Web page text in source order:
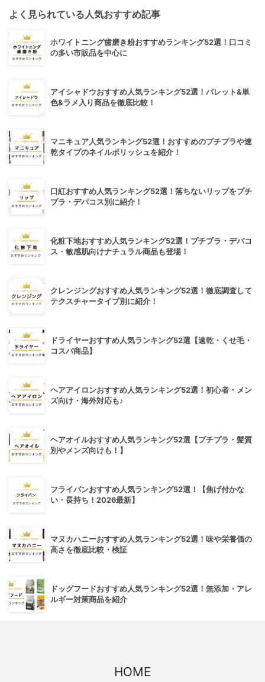
よく見られている人気おすすめ記事
ホワイトニング歯磨き粉おすすめランキング52選！口コミ
の多い市販品を中心に
アイシャドウおすすめ人気ランキング52選！パレット&単
色&ラメ入り商品を徹底比較！
マニキュア人気ランキング52選！おすすめのプチプラや速
乾タイプのネイルポリッシュを紹介！
口紅おすすめ人気ランキング52選！落ちないリップをプチ
プラ・デパコス別に紹介！
化粧下地おすすめ人気ランキング52選！プチプラ・デパコ
ス・敏感肌向けナチュラル商品も登場！
クレンジングおすすめ人気ランキング52選！徹底調査して
テクスチャータイプ別に紹介！
ドライヤーおすすめ人気ランキング52選【速乾・くせ毛・
コスパ商品】
ヘアアイロンおすすめ人気ランキング52選！初心者・メン
ズ向け・海外対応も♪
ヘアオイルおすすめ人気ランキング52選【プチプラ・髪質
別やメンズ向けも！】
フライパンおすすめ人気ランキング52選！【焦げ付かな
い・長持ち！2026最新】
マヌカハニーおすすめ人気ランキング52選！味や栄養価の
高さを徹底比較・検証
ドッグフードおすすめ人気ランキング52選！無添加・アレ
ルギー対策商品を紹介
HOME